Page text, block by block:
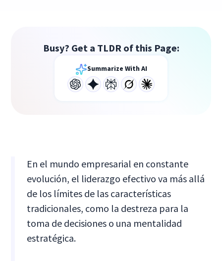
Busy? Get a TLDR of this Page:
Summarize With AI
En el mundo empresarial en constante
evolución, el liderazgo efectivo va más allá
de los límites de las características
tradicionales, como la destreza para la
toma de decisiones o una mentalidad
estratégica.